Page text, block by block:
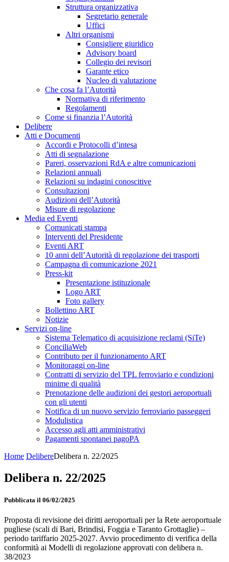
Struttura organizzativa
Segretario generale
Uffici
Altri organismi
Consigliere giuridico
Advisory board
Collegio dei revisori
Garante etico
Nucleo di valutazione
Che cosa fa l’Autorità
Normativa di riferimento
Regolamenti
Come si finanzia l’Autorità
Delibere
Atti e Documenti
Accordi e Protocolli d’intesa
Atti di segnalazione
Pareri, osservazioni RdA e altre comunicazioni
Relazioni annuali
Relazioni su indagini conoscitive
Consultazioni
Audizioni dell’Autorità
Misure di regolazione
Media ed Eventi
Comunicati stampa
Interventi del Presidente
Eventi ART
10 anni dell’Autorità di regolazione dei trasporti
Campagna di comunicazione 2021
Press-kit
Presentazione istituzionale
Logo ART
Foto gallery
Bollettino ART
Notizie
Servizi on-line
Sistema Telematico di acquisizione reclami (SiTe)
ConciliaWeb
Contributo per il funzionamento ART
Monitoraggi on-line
Contratti di servizio del TPL ferroviario e condizioni
minime di qualità
Prenotazione delle audizioni dei gestori aeroportuali
con gli utenti
Notifica di un nuovo servizio ferroviario passeggeri
Modulistica
Accesso agli atti amministrativi
Pagamenti spontanei pagoPA
Home DelibereDelibera n. 22/2025
Delibera n. 22/2025
Pubblicata il 06/02/2025
Proposta di revisione dei diritti aeroportuali per la Rete aeroportuale
pugliese (scali di Bari, Brindisi, Foggia e Taranto Grottaglie) –
periodo tariffario 2025-2027. Avvio procedimento di verifica della
conformità ai Modelli di regolazione approvati con delibera n.
38/2023